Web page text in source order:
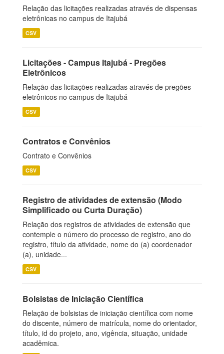
Relação das licitações realizadas através de dispensas
eletrônicas no campus de Itajubá
CSV
Licitações - Campus Itajubá - Pregões
Eletrônicos
Relação das licitações realizadas através de pregões
eletrônicos no campus de Itajubá
CSV
Contratos e Convênios
Contrato e Convênios
CSV
Registro de atividades de extensão (Modo
Simplificado ou Curta Duração)
Relação dos registros de atividades de extensão que
contemple o número do processo de registro, ano do
registro, título da atividade, nome do (a) coordenador
(a), unidade...
CSV
Bolsistas de Iniciação Científica
Relação de bolsistas de iniciação científica com nome
do discente, número de matrícula, nome do orientador,
título, id do projeto, ano, vigência, situação, unidade
acadêmica.